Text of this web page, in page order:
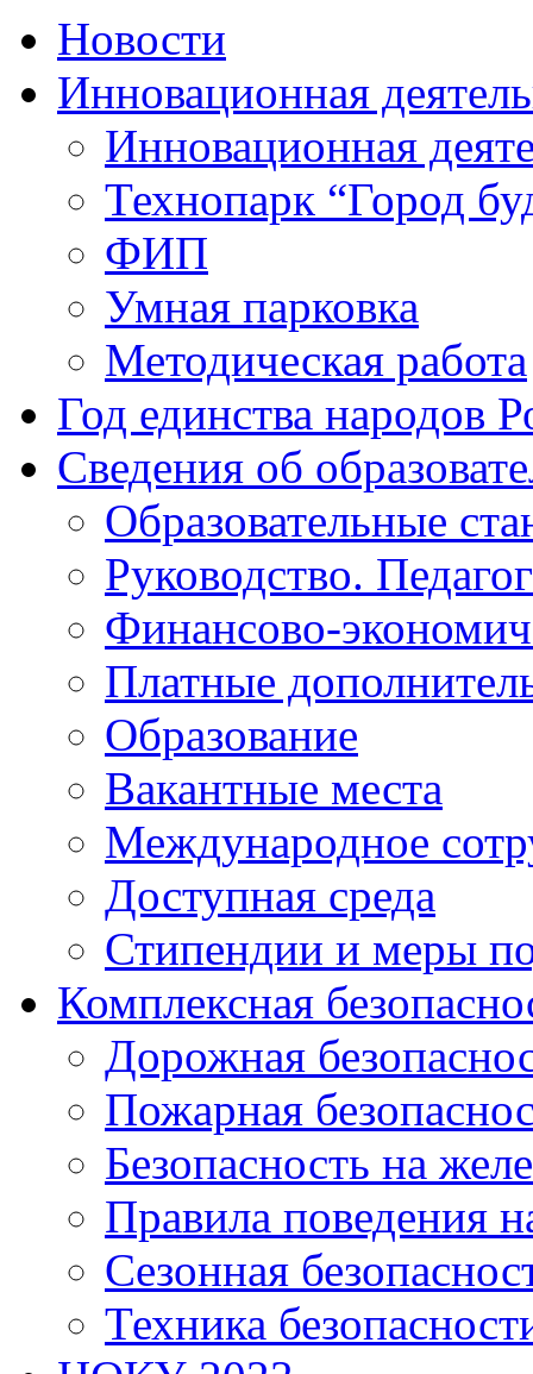
Новости
Инновационная
Инновационная
Технопарк “Город
ФИП
Умная парковка
Методическая работа
Год единства народов
Сведения об
Образовательные
Руководство.
Финансово-
Платные
Образование
Вакантные места
Международное
Доступная среда
Стипендии и меры
Комплексная
Дорожная
Пожарная
Безопасность на
Правила поведения
Сезонная
Техника